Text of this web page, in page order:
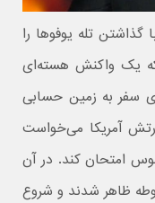
تله یوفوها را
یک واکنش هسته‌ای
سفر به زمین حسابی
آمریکا می‌خواست
امتحان کند. در آن
ظاهر شدند و شروع